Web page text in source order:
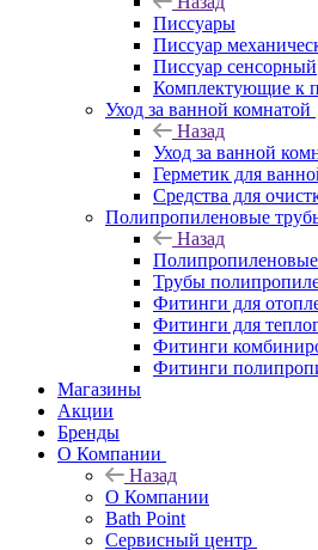
Писсуары
Писсуар
Писсуар сенсорный
Комплектующие к
Уход за ванной комнатой
Назад
Уход за ванной
Герметик для
Средства для
Полипропиленовые
Назад
Трубы
Фитинги для
Фитинги для
Фитинги
Фитинги
Магазины
Акции
Бренды
О Компании
Назад
О Компании
Bath Point
Сервисный центр